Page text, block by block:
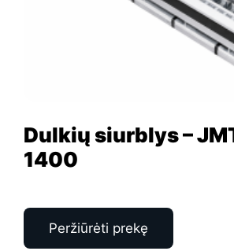
Dulkių siurblys –
1400
Peržiūrėti prekę